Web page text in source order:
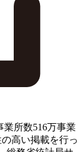
所数516万事業
高い掲載を行っ